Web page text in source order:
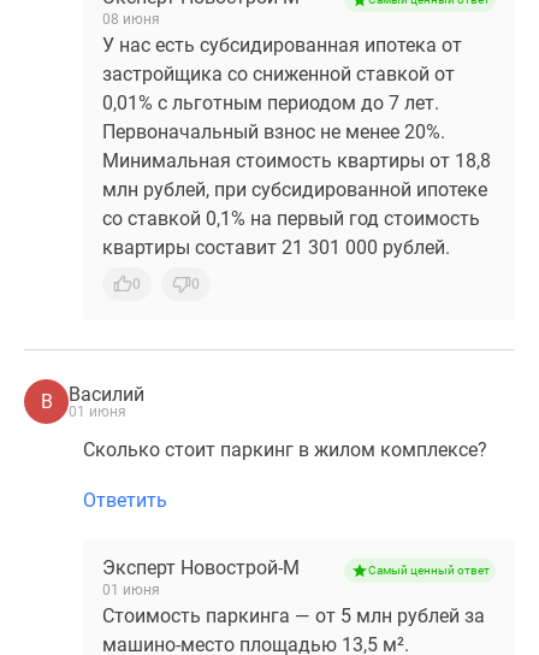
08 июня
У нас есть субсидированная ипотека от
застройщика со сниженной ставкой от
0,01% с льготным периодом до 7 лет.
Первоначальный взнос не менее 20%.
Минимальная стоимость квартиры от 18,8
млн рублей, при субсидированной ипотеке
со ставкой 0,1% на первый год стоимость
квартиры составит 21 301 000 рублей.
0 0
В Василий
01 июня
Сколько стоит паркинг в жилом комплексе?
Ответить
Эксперт Новострой-М
01 июня
Самый ценный ответ
Стоимость паркинга — от 5 млн рублей за
машино-место площадью 13,5 м².